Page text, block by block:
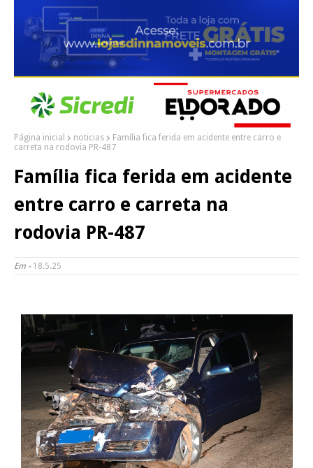
Página inicial noticias
Família fica ferida em acidente entre carro e
carreta na rodovia PR-487
Família fica ferida em acidente
entre carro e carreta na
rodovia PR-487
Em - 18.5.25